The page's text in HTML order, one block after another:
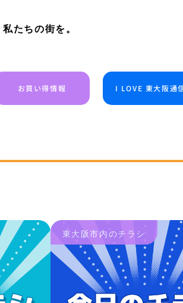
たちの街を。
お買い得情報 I LOVE 東大阪通
東大阪市内のチラシ